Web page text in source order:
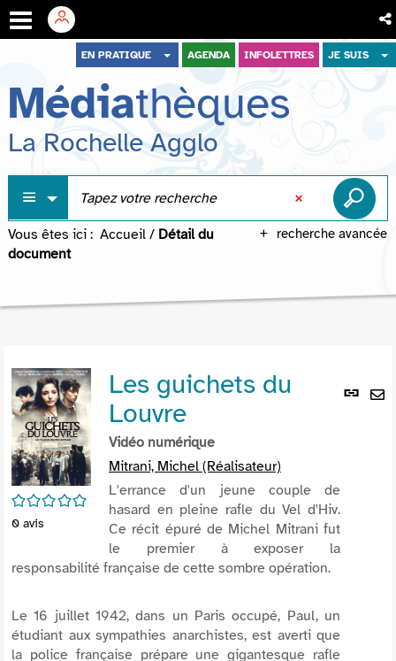
menu
contenu
recherche
EN PRATIQUE AGENDA INFOLETTRES JE SUIS
Médiathèques
La Rochelle Agglo
recherche avancée
Vous êtes ici : Accueil / Détail du
document
Lien
/5
0 avis
Les guichets du
Louvre
Vidéo numérique
Mitrani, Michel (Réalisateur)
L'errance d'un jeune couple de
hasard en pleine rafle du Vel d'Hiv.
Ce récit épuré de Michel Mitrani fut
le premier à exposer la
responsabilité française de cette sombre opération.
Le 16 juillet 1942, dans un Paris occupé, Paul, un
étudiant aux sympathies anarchistes, est averti que
la police française prépare une gigantesque rafle